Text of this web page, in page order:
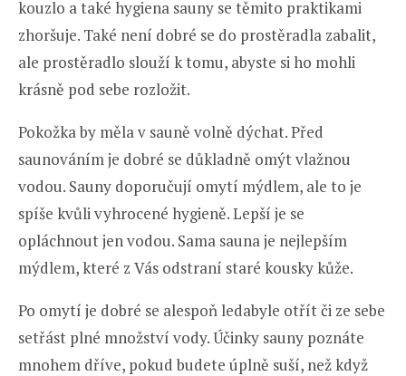
kouzlo a také hygiena sauny se těmito praktikami
zhoršuje. Také není dobré se do prostěradla zabalit,
ale prostěradlo slouží k tomu, abyste si ho mohli
krásně pod sebe rozložit.
Pokožka by měla v sauně volně dýchat. Před
saunováním je dobré se důkladně omýt vlažnou
vodou. Sauny doporučují omytí mýdlem, ale to je
spíše kvůli vyhrocené hygieně. Lepší je se
opláchnout jen vodou. Sama sauna je nejlepším
mýdlem, které z Vás odstraní staré kousky kůže.
Po omytí je dobré se alespoň ledabyle otřít či ze sebe
setřást plné množství vody. Účinky sauny poznáte
mnohem dříve, pokud budete úplně suší, než když